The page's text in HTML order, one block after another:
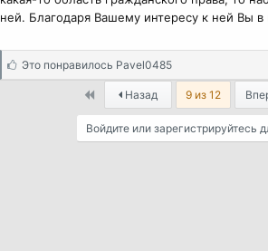
ней. Благодаря Вашему интересу к ней Вы в
С
и
Это понравилось Pavel0485
First Назад 9 из 12
Войдите или зарегистрируйтесь